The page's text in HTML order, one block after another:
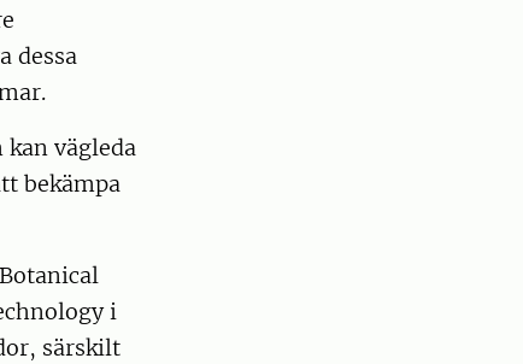
dessa
vägleda
bekämpa
i
särskilt